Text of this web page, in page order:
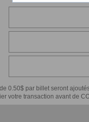
0.50$ par billet seront
votre transaction avant de